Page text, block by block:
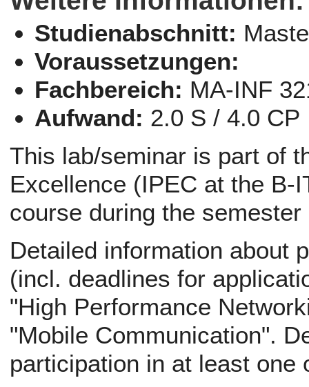
Studienabschnitt:
Voraussetzungen:
Fachbereich: MA-INF
Aufwand: 2.0 S / 4.0 CP
This lab/seminar is part of
Excellence (IPEC at the B-
course during the semester
Detailed information about
(incl. deadlines for
"High Performance
"Mobile Communication".
participation in at least one